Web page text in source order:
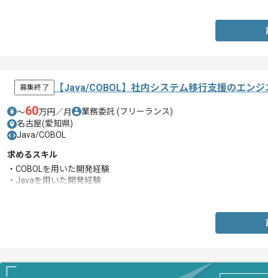
募集終了 【Java/COBOL】社内システム移行支援のエン
〜60万円／月 業務委託 (フリーランス)
名古屋(愛知県)
Java/COBOL
求めるスキル
・COBOLを用いた開発経験
・Javaを用いた開発経験